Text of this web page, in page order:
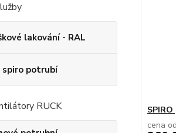
lakování - RAL
spiro potrubí
RUCK
cena od